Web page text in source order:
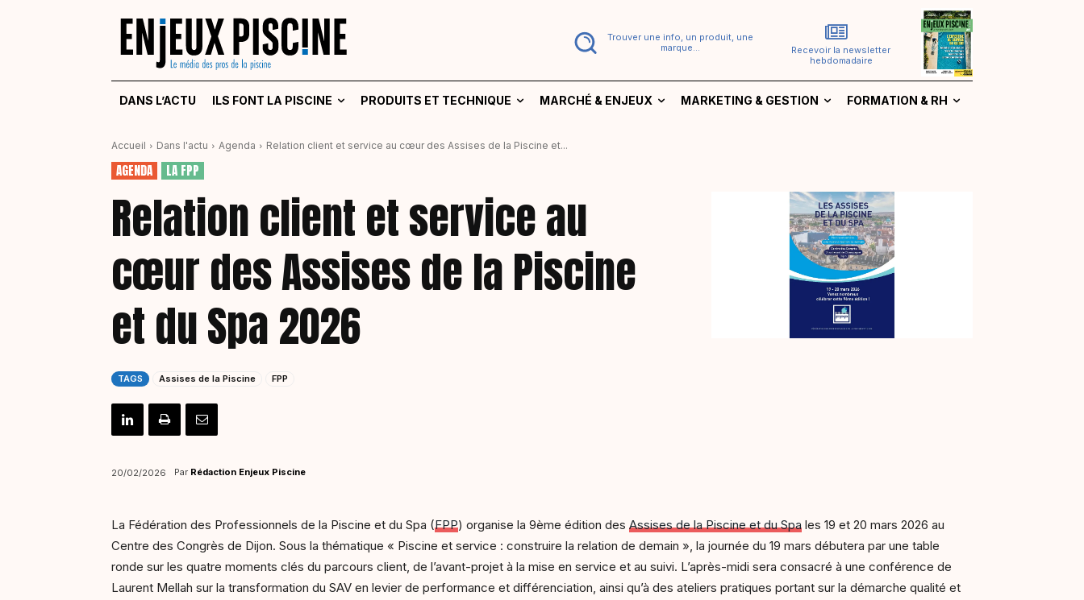
Trouver une info, un produit, une
marque...
Recevoir la newsletter
hebdomadaire
DANS L’ACTU ILS FONT LA PISCINE PRODUITS ET TECHNIQUE MARCHÉ & ENJEUX MARKETING & GESTION FORMATION & RH
Accueil Dans l'actu Agenda Relation client et service au cœur des Assises de la Piscine et...
AGENDA LA FPP
Relation client et service au
cœur des Assises de la Piscine
et du Spa 2026
TAGS Assises de la Piscine FPP
20/02/2026 Par Rédaction Enjeux Piscine
La Fédération des Professionnels de la Piscine et du Spa (FPP) organise la 9ème édition des Assises de la Piscine et du Spa les 19 et 20 mars 2026 au
Centre des Congrès de Dijon. Sous la thématique « Piscine et service : construire la relation de demain », la journée du 19 mars débutera par une table
ronde sur les quatre moments clés du parcours client, de l’avant-projet à la mise en service et au suivi. L’après-midi sera consacré à une conférence de
Laurent Mellah sur la transformation du SAV en levier de performance et différenciation, ainsi qu’à des ateliers pratiques portant sur la démarche qualité et